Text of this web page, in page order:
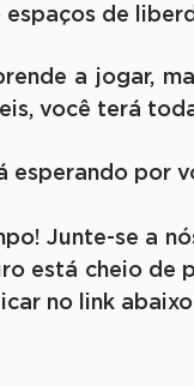
espaços de
a jogar,
você terá
esperando por
Junte-se a
está cheio
no link